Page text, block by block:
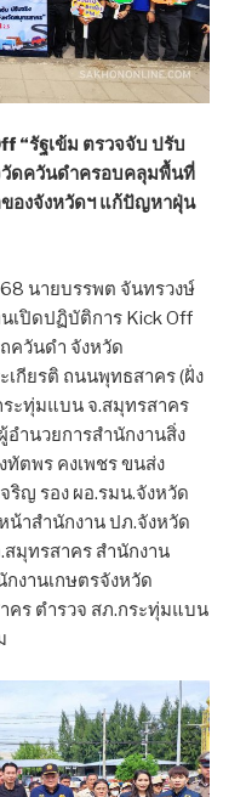
“รัฐเข้ม ตรวจจับ ปรับ
วัดควันดำครอบคลุมพื้นที่
ของจังหวัดฯ แก้ปัญหาฝุ่น
นายบรรพต จันทรวงษ์
เปิดปฏิบัติการ Kick Off
ควันดำ จังหวัด
กียรติ ถนนพุทธสาคร (ฝั่ง
ระทุ่มแบน จ.สมุทรสาคร
ำนวยการสำนักงานสิ่ง
ตพร คงเพชร ขนส่ง
ริญ รอง ผอ.รมน.จังหวัด
น้าสำนักงาน ปภ.จังหวัด
มุทรสาคร สำนักงาน
งานเกษตรจังหวัด
คร ตำรวจ สภ.กระทุ่มแบน